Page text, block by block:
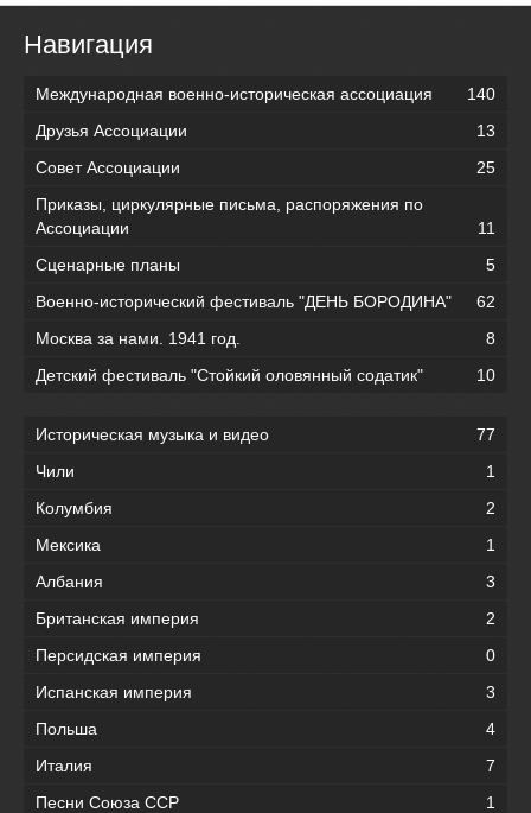
Навигация
Международная военно-историческая ассоциация
140
Друзья Ассоциации
13
Совет Ассоциации
25
Приказы, циркулярные письма, распоряжения по
Ассоциации
11
Сценарные планы
5
Военно-исторический фестиваль "ДЕНЬ БОРОДИНА"
62
Москва за нами. 1941 год.
8
Детский фестиваль "Стойкий оловянный содатик"
10
Историческая музыка и видео
77
Чили
1
Колумбия
2
Мексика
1
Албания
3
Британская империя
2
Персидская империя
0
Испанская империя
3
Польша
4
Италия
7
Песни Союза ССР
1